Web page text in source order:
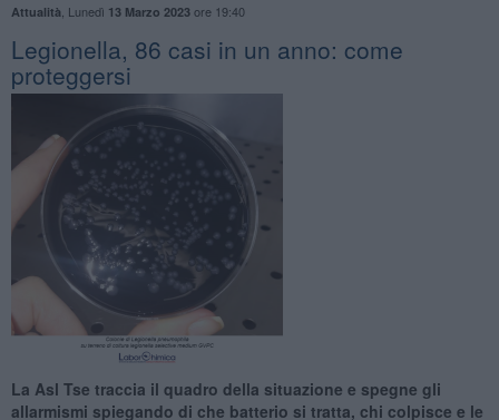
Attualità Lunedì 13 Marzo 2023ore 19:40
Legionella, 86 casi in un anno: come
proteggersi
La Asl Tse traccia il quadro della situazione e spegne gli
allarmismi spiegando di che batterio si tratta, chi colpisce e le